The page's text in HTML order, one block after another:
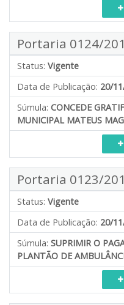
Portaria 0124/
Status: Vigente
Data de Publicação: 20/
Súmula: CONCEDE
MUNICIPAL MATEUS
Portaria 0123/
Status: Vigente
Data de Publicação: 20/
Súmula: SUPRIMIR O
PLANTÃO DE